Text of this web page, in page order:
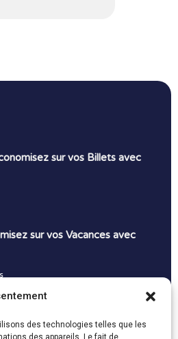
des technologies telles que les
des appareils. Le fait de
sur vos Billets avec
sur vos Vacances avec